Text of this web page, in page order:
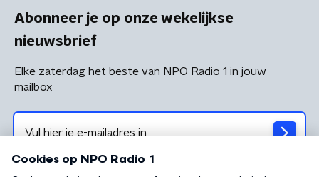
Abonneer je op onze wekelijkse
nieuwsbrief
Elke zaterdag het beste van NPO Radio 1 in jouw
mailbox